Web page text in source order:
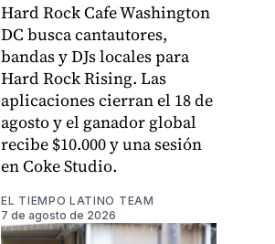
Hard Rock Cafe Washington
DC busca cantautores,
bandas y DJs locales para
Hard Rock Rising. Las
aplicaciones cierran el 18 de
agosto y el ganador global
recibe $10.000 y una sesión
en Coke Studio.
EL TIEMPO LATINO TEAM
7 de agosto de 2026